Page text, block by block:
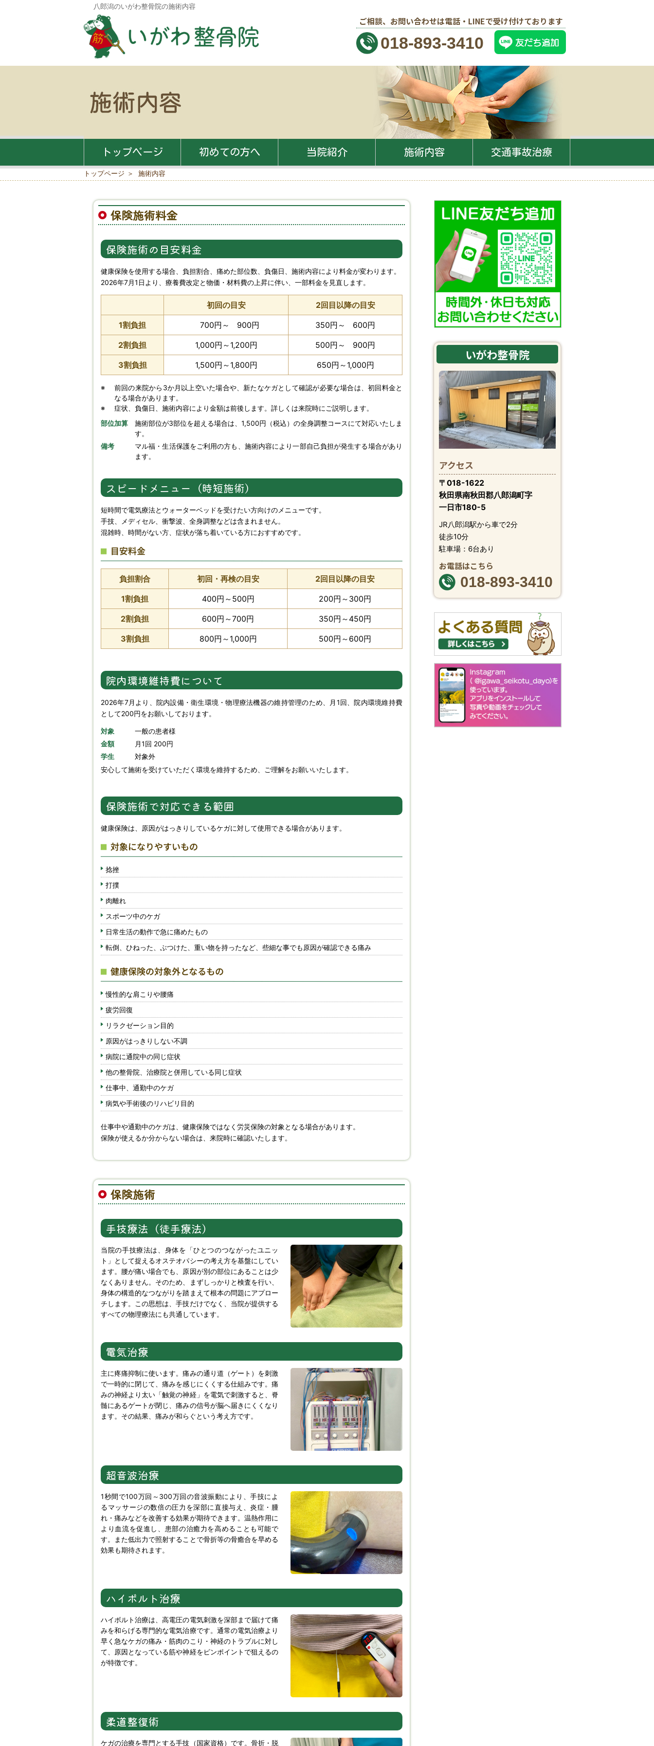
八郎潟のいがわ整骨院の施術内容
ご相談、お問い合わせは電話・LINEで受け付けております
018-893-3410
トップページ 初めての方へ 当院紹介 施術内容 交通事故治療
トップページ 施術内容
保険施術料金
保険施術の目安料金
健康保険を使用する場合、負担割合、痛めた部位数、負傷日、施術内容により料金が変わります。
2026年7月1日より、療養費改定と物価・材料費の上昇に伴い、一部料金を見直します。
初回の目安 2回目以降の目安
1割負担 700円～ 900円 350円～ 600円
2割負担 1,000円～1,200円 500円～ 900円
3割負担 1,500円～1,800円 650円～1,000円
※
前回の来院から3か月以上空いた場合や、新たなケガとして確認が必要な場合は、初回料金と
なる場合があります。
※
症状、負傷日、施術内容により金額は前後します。詳しくは来院時にご説明します。
部位加算
施術部位が3部位を超える場合は、1,500円（税込）の全身調整コースにて対応いたしま
す。
備考
マル福・生活保護をご利用の方も、施術内容により一部自己負担が発生する場合があり
ます。
スピードメニュー（時短施術）
短時間で電気療法とウォーターベッドを受けたい方向けのメニューです。
手技、メディセル、衝撃波、全身調整などは含まれません。
混雑時、時間がない方、症状が落ち着いている方におすすめです。
目安料金
負担割合 初回・再検の目安 2回目以降の目安
1割負担 400円～500円 200円～300円
2割負担 600円～700円 350円～450円
3割負担 800円～1,000円 500円～600円
院内環境維持費について
2026年7月より、院内設備・衛生環境・物理療法機器の維持管理のため、月1回、院内環境維持費
として200円をお願いしております。
対象
一般の患者様
金額
月1回 200円
学生
対象外
安心して施術を受けていただく環境を維持するため、ご理解をお願いいたします。
保険施術で対応できる範囲
健康保険は、原因がはっきりしているケガに対して使用できる場合があります。
対象になりやすいもの
捻挫
打撲
肉離れ
スポーツ中のケガ
日常生活の動作で急に痛めたもの
転倒、ひねった、ぶつけた、重い物を持ったなど、些細な事でも原因が確認できる痛み
健康保険の対象外となるもの
慢性的な肩こりや腰痛
疲労回復
リラクゼーション目的
原因がはっきりしない不調
病院に通院中の同じ症状
他の整骨院、治療院と併用している同じ症状
仕事中、通勤中のケガ
病気や手術後のリハビリ目的
仕事中や通勤中のケガは、健康保険ではなく労災保険の対象となる場合があります。
保険が使えるか分からない場合は、来院時に確認いたします。
保険施術
手技療法（徒手療法）
当院の手技療法は、身体を「ひとつのつながったユニッ
ト」として捉えるオステオパシーの考え方を基盤にしてい
ます。腰が痛い場合でも、原因が別の部位にあることは少
なくありません。そのため、まずしっかりと検査を行い、
身体の構造的なつながりを踏まえて根本の問題にアプロー
チします。この思想は、手技だけでなく、当院が提供する
すべての物理療法にも共通しています。
電気治療
主に疼痛抑制に使います。痛みの通り道（ゲート）を刺激
で一時的に閉じて、痛みを感じにくくする仕組みです。痛
みの神経より太い「触覚の神経」を電気で刺激すると、脊
髄にあるゲートが閉じ、痛みの信号が脳へ届きにくくなり
ます。その結果、痛みが和らぐという考え方です。
超音波治療
1秒間で100万回～300万回の音波振動により、手技によ
るマッサージの数倍の圧力を深部に直接与え、炎症・腫
れ・痛みなどを改善する効果が期待できます。温熱作用に
より血流を促進し、患部の治癒力を高めることも可能で
す。また低出力で照射することで骨折等の骨癒合を早める
効果も期待されます。
ハイボルト治療
ハイボルト治療は、高電圧の電気刺激を深部まで届けて痛
みを和らげる専門的な電気治療です。通常の電気治療より
早く急なケガの痛み・筋肉のこり・神経のトラブルに対し
て、原因となっている筋や神経をピンポイントで狙えるの
が特徴です。
柔道整復術
ケガの治療を専門とする手技（国家資格）です。骨折・脱
いがわ整骨院
アクセス
〒018-1622
秋田県南秋田郡八郎潟町字
一日市180-5
JR八郎潟駅から車で2分
徒歩10分
駐車場：6台あり
お電話はこちら
018-893-3410